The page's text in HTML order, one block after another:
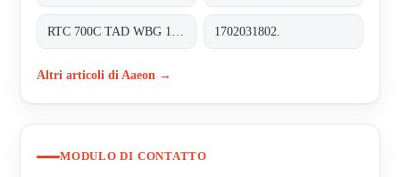
1702031802.
Altri articoli di Aaeon →
MODULO DI CONTATTO